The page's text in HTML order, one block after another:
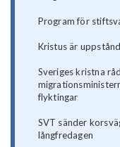
Program för
Kristus är
Sveriges kristna
flyktingar
SVT sänder
långfredagen